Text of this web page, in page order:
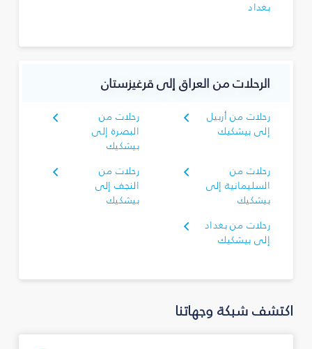
بغداد
الرحلات من العراق إلى قرغيزستان
رحلات من أربيل
إلى بيشكيك
رحلات من
البصرة‎ إلى
بيشكيك
رحلات من
السليمانية‎ إلى
بيشكيك
رحلات من
النجف إلى
بيشكيك
رحلات من بغداد
إلى بيشكيك
اكتشف شبكة وجهاتنا